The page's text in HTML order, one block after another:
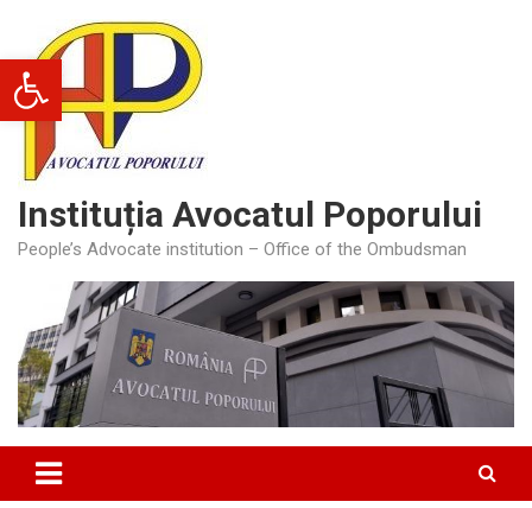
Deschide bara de unelte
content
Instituția Avocatul Poporului
People’s Advocate institution – Office of the Ombudsman